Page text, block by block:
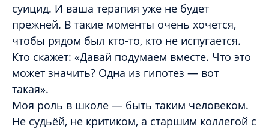
суицид. И ваша терапия уже не будет
прежней. В такие моменты очень хочется,
чтобы рядом был кто-то, кто не испугается.
Кто скажет: «Давай подумаем вместе. Что это
может значить? Одна из гипотез — вот
такая».
Моя роль в школе — быть таким человеком.
Не судьёй, не критиком, а старшим коллегой с